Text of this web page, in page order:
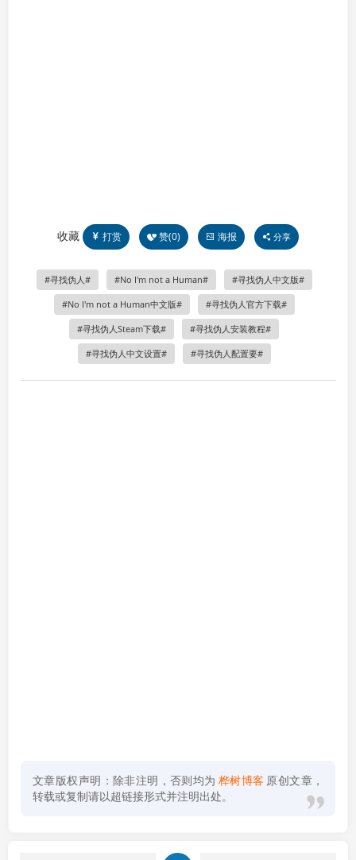
收藏 打赏 赞(0) 海报 分享
寻找伪人 No I'm not a Human 寻找伪人中文版
No I'm not a Human中文版 寻找伪人官方下载
寻找伪人Steam下载 寻找伪人安装教程
寻找伪人中文设置 寻找伪人配置要
文章版权声明：除非注明，否则均为 桦树博客 原创文章，
转载或复制请以超链接形式并注明出处。